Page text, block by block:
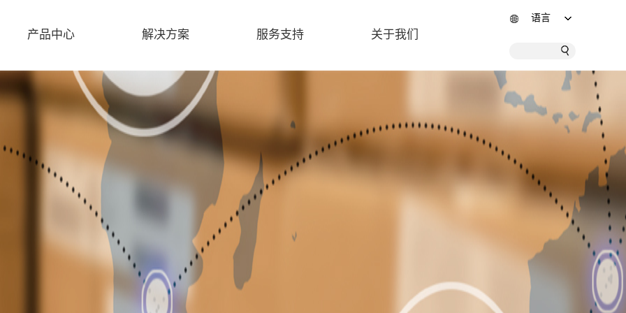
语言
产品中心 解决方案 服务支持 关于我们